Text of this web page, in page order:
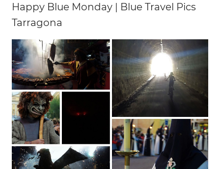
Happy Blue Monday | Blue Travel Pics
Tarragona